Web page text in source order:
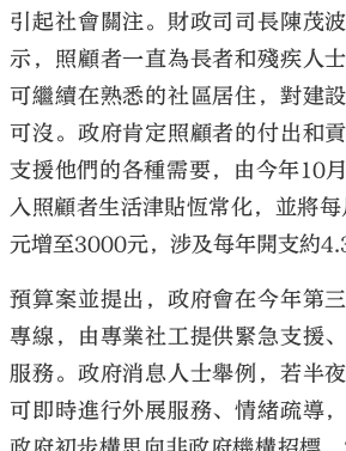
引起社會關注。財政司司長陳茂
示，照顧者一直為長者和殘疾人
可繼續在熟悉的社區居住，對建
可沒。政府肯定照顧者的付出和
支援他們的各種需要，由今年10
入照顧者生活津貼恆常化，並將
元增至3000元，涉及每年開支約
預算案並提出，政府會在今年第
專線，由專業社工提供緊急支援
服務。政府消息人士舉例，若半
可即時進行外展服務、情緒疏導